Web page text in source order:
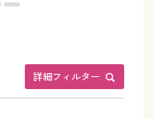
詳細フィルター